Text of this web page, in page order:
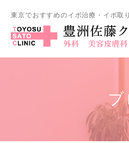
東京でおすすめのイボ治療・イボ取
ブ